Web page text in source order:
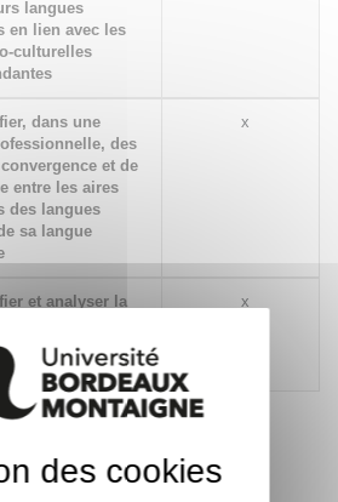
langues
en lien avec les
culturelles
dans une
des
et de
entre les aires
des langues
sa langue
x
et analyser la
de vue
et phonétique
x
des cookies